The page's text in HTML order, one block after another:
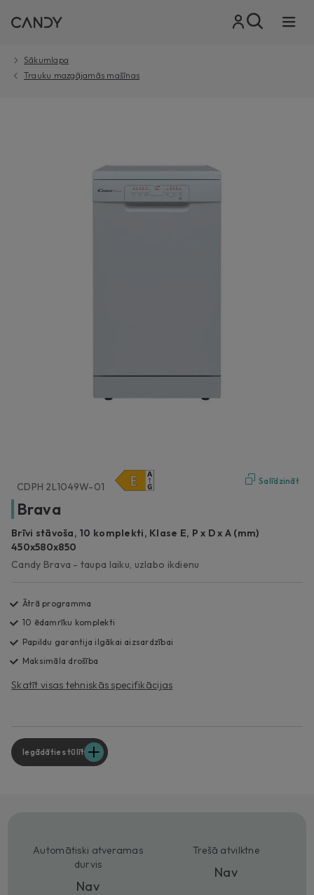
Sākumlapa
Trauku mazgājamās mašīnas
Salīdzināt
CDPH 2L1049W-01
Brava
Brīvi stāvoša, 10 komplekti, Klase E, P x D x A (mm)
450x580x850
Candy Brava - taupa laiku, uzlabo ikdienu
Ātrā programma
10 ēdamrīku komplekti
Papildu garantija ilgākai aizsardzībai
Maksimāla drošība
Skatīt visas tehniskās specifikācijas
Iegādāties tūlīt
Automātiski atveramas
durvis
Nav
Trešā atvilktne
Nav